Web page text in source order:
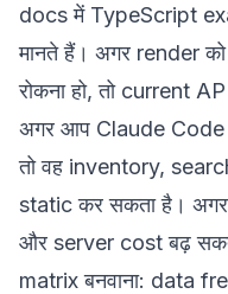
docs में TypeScript
मानते हैं। अगर render
रोकना हो, तो current
अगर आप Claude Code
तो वह inventory,
static कर सकता है। अगर
और server cost बढ़
matrix बनवाना: data